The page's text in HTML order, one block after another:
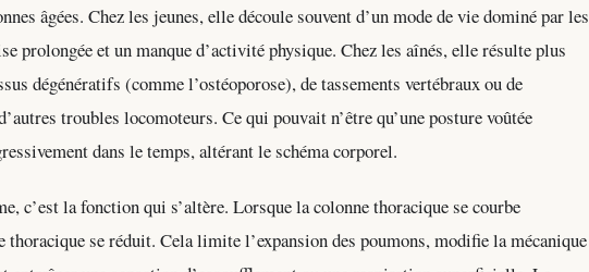
âgées. Chez les jeunes, elle découle souvent d’un mode de vie dominé par les
prolongée et un manque d’activité physique. Chez les aînés, elle résulte plus
dégénératifs (comme l’ostéoporose), de tassements vertébraux ou de
troubles locomoteurs. Ce qui pouvait n’être qu’une posture voûtée
dans le temps, altérant le schéma corporel.
c’est la fonction qui s’altère. Lorsque la colonne thoracique se courbe
thoracique se réduit. Cela limite l’expansion des poumons, modifie la mécanique